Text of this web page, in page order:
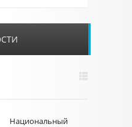
Национальный